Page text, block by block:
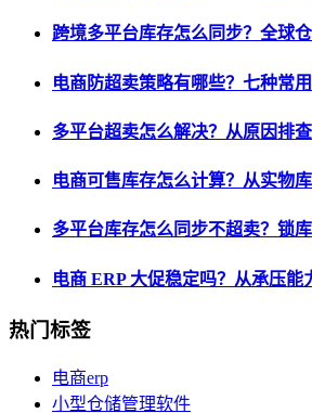
跨境多平台库存怎么同步？全球
电商防超卖策略有哪些？七种常
多平台超卖怎么解决？从原因排
电商可售库存怎么计算？从实物
多平台库存怎么同步不超卖？锁
电商 ERP 大促稳定吗？从承压能
热门标签
电商erp
小型仓储管理软件